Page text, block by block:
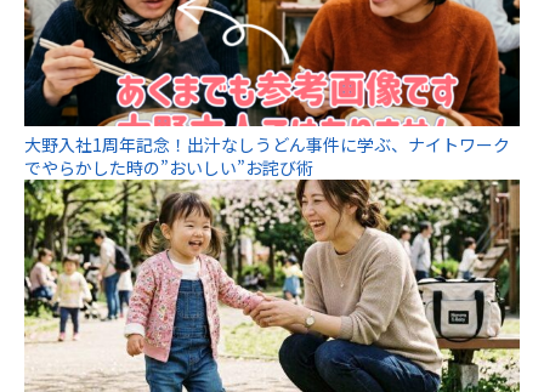
大野入社1周年記念！出汁なしうどん事件に学ぶ、ナイトワーク
でやらかした時の”おいしい”お詫び術